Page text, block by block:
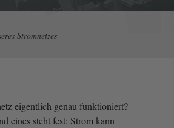
Stromnetzes
eigentlich genau funktioniert?
eines steht fest: Strom kann